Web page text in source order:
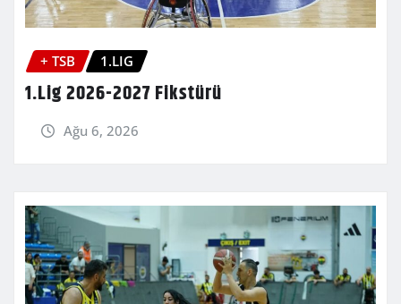
+ TSB 1.LIG
1.Lig 2026-2027 Fikstürü
Ağu 6, 2026